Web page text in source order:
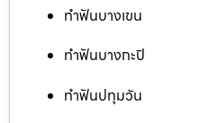
ทำฟันบางเขน
ทำฟันบางกะปิ
ทำฟันปทุมวัน